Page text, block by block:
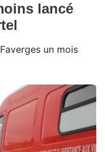
lancé
un mois